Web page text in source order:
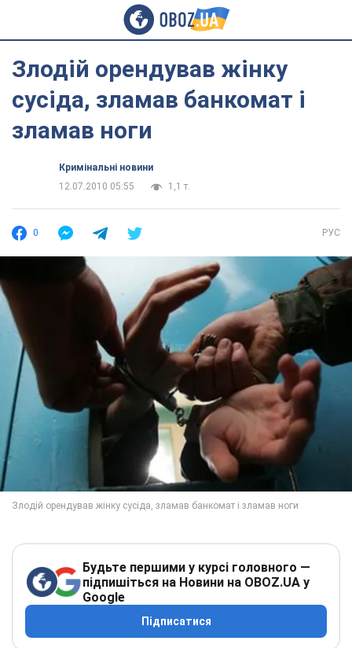
Злодій орендував жінку
сусіда, зламав банкомат і
зламав ноги
Кримінальні новини
12.07.2010 05:55
1,1 т.
0 РУС
Будьте першими у курсі головного —
підпишіться на Новини на OBOZ.UA у
Google
Підписатися